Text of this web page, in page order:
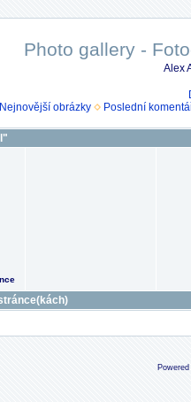
Photo gallery -
Alex
Nejnovější obrázky Poslední